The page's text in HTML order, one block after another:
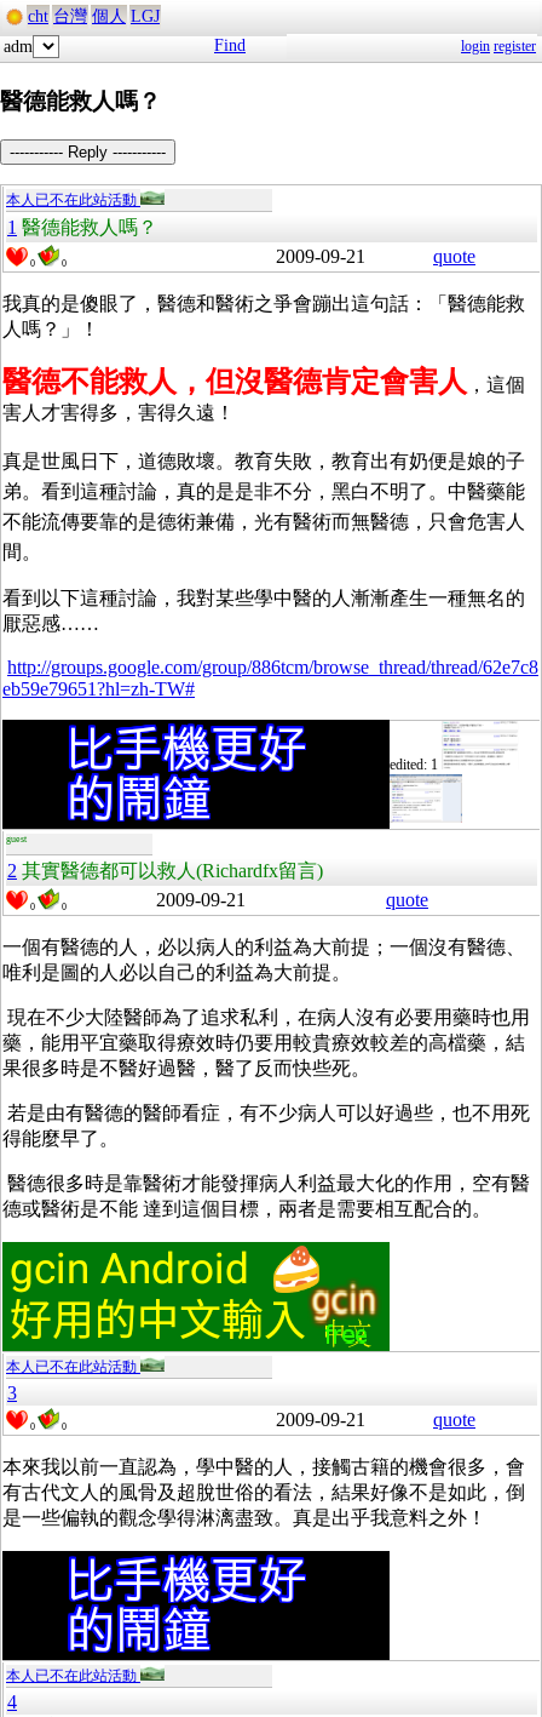
cht 台灣 個人 LGJ
adm
Find login register
醫德能救人嗎？
----------- Reply -----------
本人已不在此站活動
1 醫德能救人嗎？
0 0 2009-09-21 quote
我真的是傻眼了，醫德和醫術之爭會蹦出這句話：「醫德能救
人嗎？」！
醫德不能救人，但沒醫德肯定會害人 ，這個
害人才害得多，害得久遠！
真是世風日下，道德敗壞。教育失敗，教育出有奶便是娘的子
弟。看到這種討論，真的是是非不分，黑白不明了。中醫藥能
不能流傳要靠的是德術兼備，光有醫術而無醫德，只會危害人
間。
看到以下這種討論，我對某些學中醫的人漸漸產生一種無名的
厭惡感……
http://groups.google.com/group/886tcm/browse_thread/thread/62e7c8
eb59e79651?hl=zh-TW#
edited: 1
guest
2 其實醫德都可以救人(Richardfx留言)
0 0 2009-09-21 quote
一個有醫德的人，必以病人的利益為大前提；一個沒有醫德、
唯利是圖的人必以自己的利益為大前提。
現在不少大陸醫師為了追求私利，在病人沒有必要用藥時也用
藥，能用平宜藥取得療效時仍要用較貴療效較差的高檔藥，結
果很多時是不醫好過醫，醫了反而快些死。
若是由有醫德的醫師看症，有不少病人可以好過些，也不用死
得能麼早了。
醫德很多時是靠醫術才能發揮病人利益最大化的作用，空有醫
德或醫術是不能 達到這個目標，兩者是需要相互配合的。
本人已不在此站活動
3
0 0 2009-09-21 quote
本來我以前一直認為，學中醫的人，接觸古籍的機會很多，會
有古代文人的風骨及超脫世俗的看法，結果好像不是如此，倒
是一些偏執的觀念學得淋漓盡致。真是出乎我意料之外！
本人已不在此站活動
4